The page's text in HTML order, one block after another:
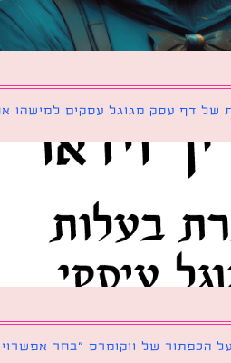
עסק מגוגל עסקים למישהו אחר?
של ווקומרס ״בחר אפשרויות״